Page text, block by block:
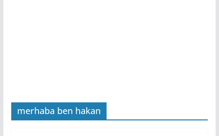
merhaba ben hakan